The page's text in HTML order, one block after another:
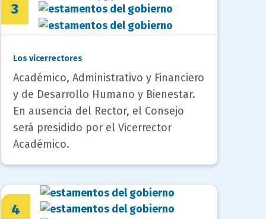
3
Los vicerrectores
Académico, Administrativo y Financiero
y de Desarrollo Humano y Bienestar.
En ausencia del Rector, el Consejo
será presidido por el Vicerrector
Académico.
4